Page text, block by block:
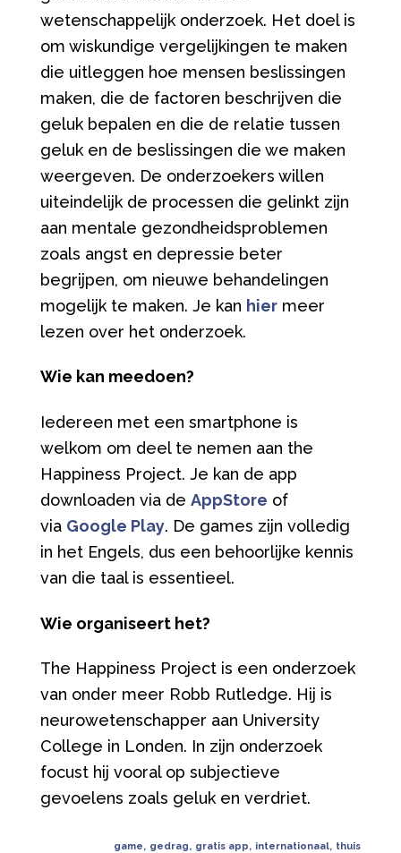
wetenschappelijk onderzoek. Het doel is
om wiskundige vergelijkingen te maken
die uitleggen hoe mensen beslissingen
maken, die de factoren beschrijven die
geluk bepalen en die de relatie tussen
geluk en de beslissingen die we maken
weergeven. De onderzoekers willen
uiteindelijk de processen die gelinkt zijn
aan mentale gezondheidsproblemen
zoals angst en depressie beter
begrijpen, om nieuwe behandelingen
mogelijk te maken. Je kan hiermeer
lezen over het onderzoek.
Wie kan meedoen?
Iedereen met een smartphone is
welkom om deel te nemen aan the
Happiness Project. Je kan de app
downloaden via de AppStore of
via Google Play. De games zijn volledig
in het Engels, dus een behoorlijke kennis
van die taal is essentieel.
Wie organiseert het?
The Happiness Project is een onderzoek
van onder meer Robb Rutledge. Hij is
neurowetenschapper aan University
College in Londen. In zijn onderzoek
focust hij vooral op subjectieve
gevoelens zoals geluk en verdriet.
game, gedrag, gratis app, internationaal, thuis